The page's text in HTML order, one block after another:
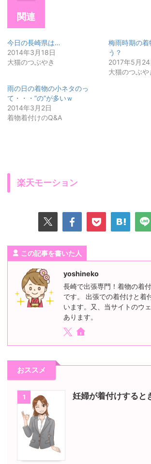
関連
今日の長崎県は…
2014年3月18日
大猫のつぶやき
梅雨時期の着
う？
2017年5月24
大猫のつぶや
雨の日の着物の小ネタのっ
て・・・”の”が多いｗ
2014年3月2日
着物着付けのQ&A
楽天モーション
この記事を書いた人
yoshineko
長崎で出張専門！着物の着
です。 出張での着付けと着
います。又、当サイトのウ
あります。
おススメ
1 妊婦が着付けすると